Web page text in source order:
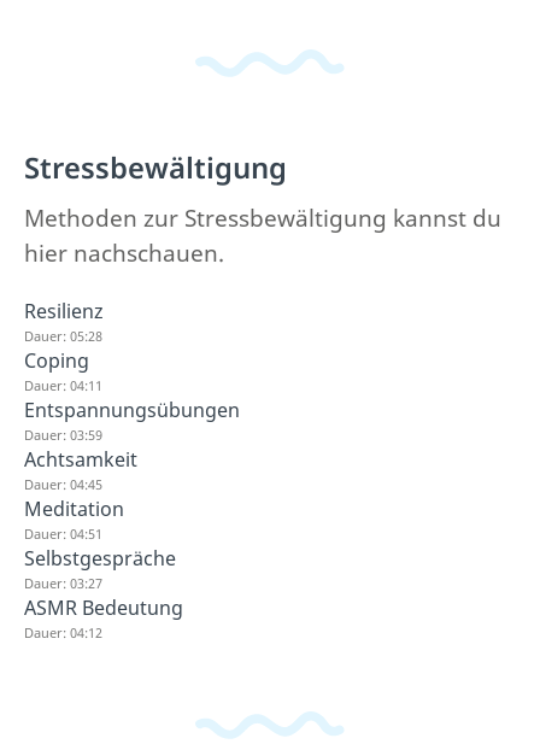
Stressbewältigung
Methoden zur Stressbewältigung kannst du
hier nachschauen.
Resilienz
Dauer: 05:28
Coping
Dauer: 04:11
Entspannungsübungen
Dauer: 03:59
Achtsamkeit
Dauer: 04:45
Meditation
Dauer: 04:51
Selbstgespräche
Dauer: 03:27
ASMR Bedeutung
Dauer: 04:12